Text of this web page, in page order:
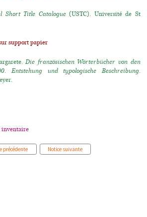
Short Title Catalogue(USTC). Université de St
support papier
Die französischen Wörterbücher von den
Entstehung und typologische Beschreibung.
inventaire
précédente Notice suivante